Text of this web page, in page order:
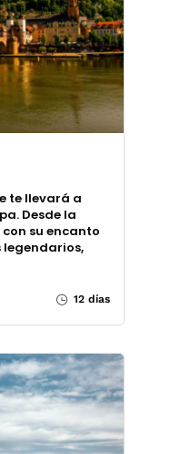
te llevará a
Desde la
su encanto
legendarios,
12 días